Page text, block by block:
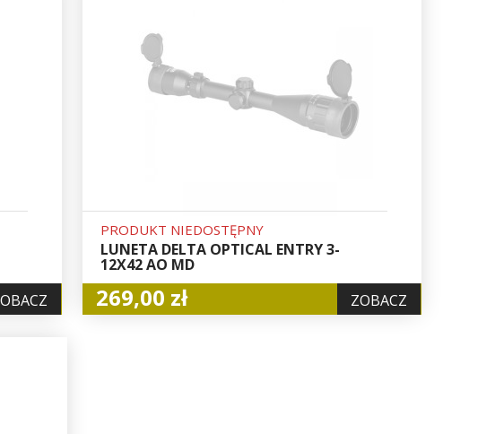
PRODUKT NIEDOSTĘPNY
LUNETA DELTA OPTICAL ENTRY 3-
12X42 AO MD
269,00 zł ZOBACZ